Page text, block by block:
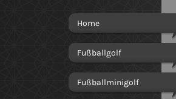
Home
Fußballgolf
Fußballminigolf